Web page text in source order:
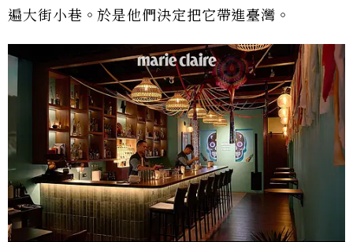
遍大街小巷。於是他們決定把它帶進臺灣。